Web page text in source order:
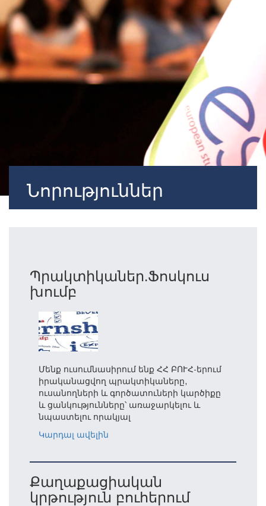
Նորություններ
Պրակտիկաներ.Ֆոսկուս
խումբ
Մենք ուսումնասիրում ենք ՀՀ ԲՈՒՀ-երում
իրականացվող պրակտիկաները,
ուսանողների և գործատուների կարծիքը
և ցանկությունները՝ առաջարկելու և
նպաստելու որակյալ
Կարդալ ավելին
Քաղաքացիական
կրթություն բուհերում